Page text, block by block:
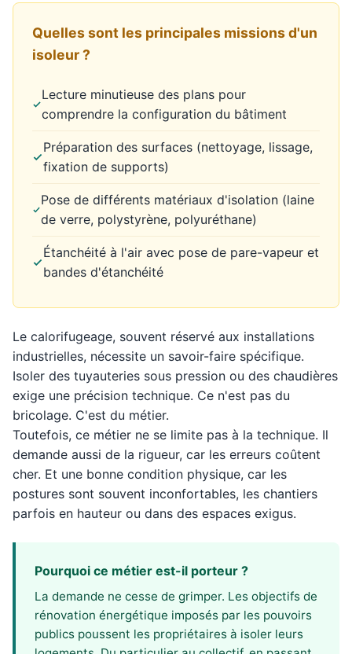
Quelles sont les principales missions d'un
isoleur ?
Lecture minutieuse des plans pour
comprendre la configuration du bâtiment
Préparation des surfaces (nettoyage, lissage,
fixation de supports)
Pose de différents matériaux d'isolation (laine
de verre, polystyrène, polyuréthane)
Étanchéité à l'air avec pose de pare-vapeur et
bandes d'étanchéité
Le calorifugeage, souvent réservé aux installations
industrielles, nécessite un savoir-faire spécifique.
Isoler des tuyauteries sous pression ou des chaudières
exige une précision technique. Ce n'est pas du
bricolage. C'est du métier.
Toutefois, ce métier ne se limite pas à la technique. Il
demande aussi de la rigueur, car les erreurs coûtent
cher. Et une bonne condition physique, car les
postures sont souvent inconfortables, les chantiers
parfois en hauteur ou dans des espaces exigus.
Pourquoi ce métier est-il porteur ?
La demande ne cesse de grimper. Les objectifs de
rénovation énergétique imposés par les pouvoirs
publics poussent les propriétaires à isoler leurs